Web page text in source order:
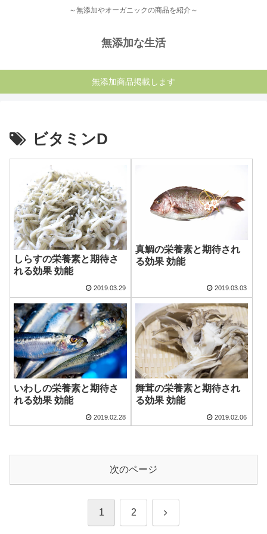
～無添加やオーガニックの商品を紹介～
無添加な生活
無添加商品掲載します
ビタミンD
しらすの栄養素と期待さ
れる効果 効能
2019.03.29
真鯛の栄養素と期待され
る効果 効能
2019.03.03
いわしの栄養素と期待さ
れる効果 効能
2019.02.28
舞茸の栄養素と期待され
る効果 効能
2019.02.06
次のページ
1 2 次